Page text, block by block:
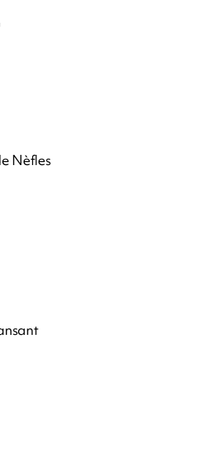
Nèfles